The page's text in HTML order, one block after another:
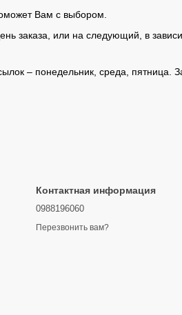
Вам с выбором.
заказа, или на следующий, в
– понедельник, среда, пятница.
Контактная информация
0988196060
Перезвонить вам?